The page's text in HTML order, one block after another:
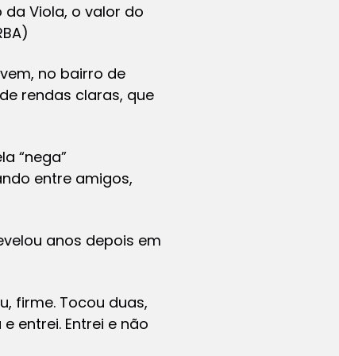
da Viola, o valor do
no bairro de
rendas claras, que
“nega”
entre amigos,
anos depois em
firme. Tocou duas,
entrei. Entrei e não